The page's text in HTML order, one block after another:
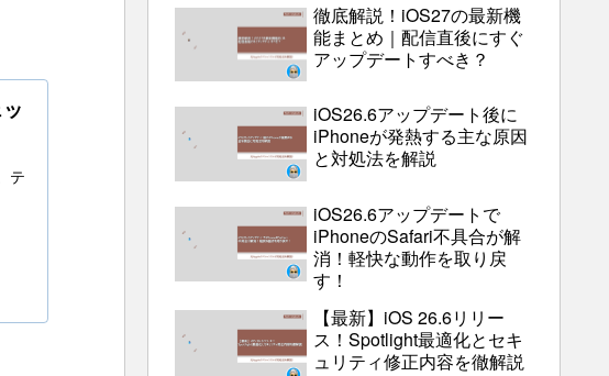
テ
徹底解説！iOS27の最新機
能まとめ｜配信直後にすぐ
アップデートすべき？
iOS26.6アップデート後に
iPhoneが発熱する主な原因
と対処法を解説
iOS26.6アップデートで
iPhoneのSafari不具合が解
消！軽快な動作を取り戻
す！
【最新】iOS 26.6リリー
ス！Spotlight最適化とセキ
ュリティ修正内容を徹解説